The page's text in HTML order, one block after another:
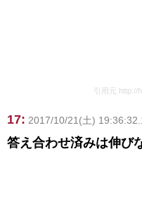
引用元 http://
17: 2017/10/21(土)
答え合わせ済みは伸び